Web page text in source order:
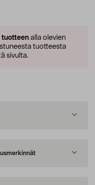
tuotteenalla olevien
tuotteesta
sivulta.